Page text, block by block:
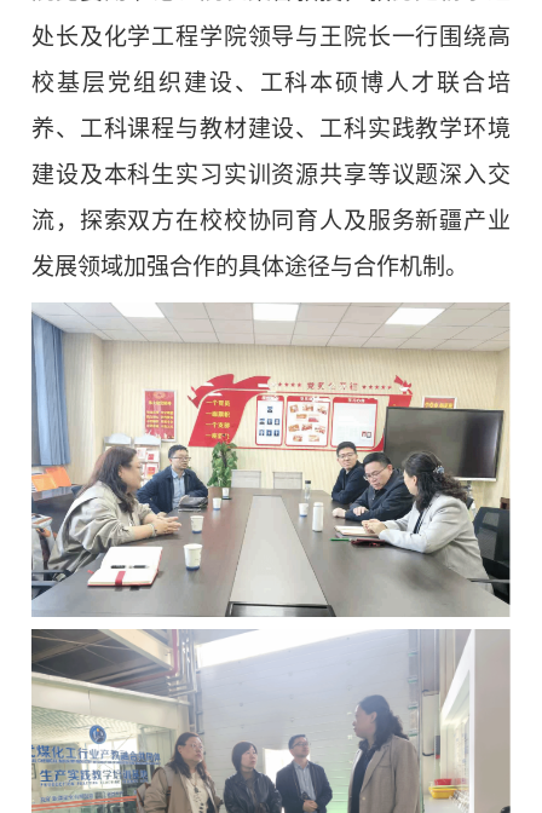
处长及化学工程学院领导与王院长一行围绕高
校基层党组织建设、工科本硕博人才联合培
养、工科课程与教材建设、工科实践教学环境
建设及本科生实习实训资源共享等议题深入交
流，探索双方在校校协同育人及服务新疆产业
发展领域加强合作的具体途径与合作机制。